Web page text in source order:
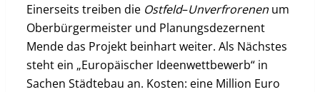
Einerseits treiben die Ostfeld–Unverfrorenenum
Oberbürgermeister und Planungsdezernent
Mende das Projekt beinhart weiter. Als Nächstes
steht ein „Europäischer Ideenwettbewerb“ in
Sachen Städtebau an. Kosten: eine Million Euro